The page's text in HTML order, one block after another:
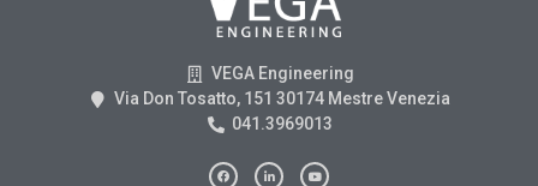
VEGA Engineering
Via Don Tosatto, 151 30174 Mestre Venezia
041.3969013